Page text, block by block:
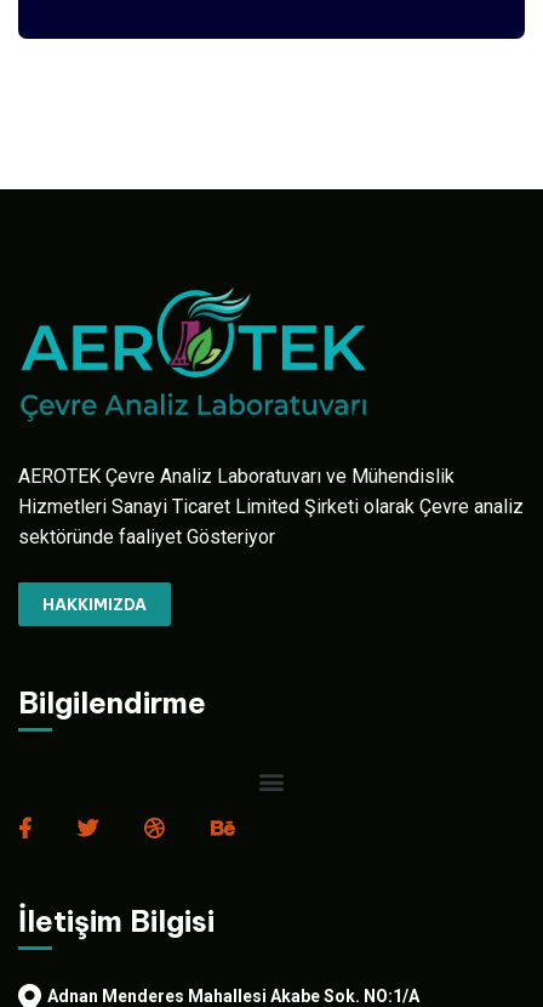
AEROTEK Çevre Analiz Laboratuvarı ve Mühendislik
Hizmetleri Sanayi Ticaret Limited Şirketi olarak Çevre analiz
sektöründe faaliyet Gösteriyor
HAKKIMIZDA
Bilgilendirme
İletişim Bilgisi
Adnan Menderes Mahallesi Akabe Sok. NO:1/A